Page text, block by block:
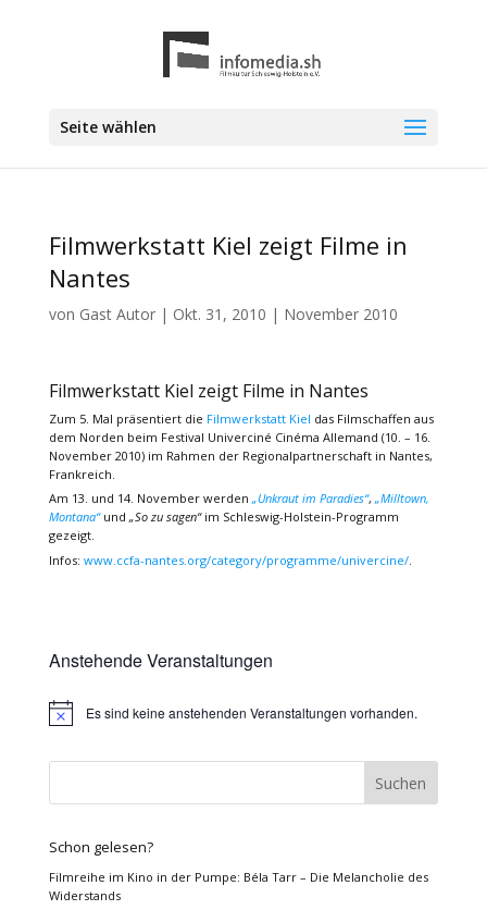
Seite wählen
Filmwerkstatt Kiel zeigt Filme in
Nantes
von Gast Autor| Okt. 31, 2010 | November 2010
Filmwerkstatt Kiel zeigt Filme in Nantes
Zum 5. Mal präsentiert die Filmwerkstatt Kiel das Filmschaffen aus
dem Norden beim Festival Univerciné Cinéma Allemand (10. – 16.
November 2010) im Rahmen der Regionalpartnerschaft in Nantes,
Frankreich.
Am 13. und 14. November werden „Unkraut im Paradies“, „Milltown,
Montana“und „So zu sagen“im Schleswig-Holstein-Programm
gezeigt.
Infos: www.ccfa-nantes.org/category/programme/univercine/.
Anstehende Veranstaltungen
HinweisEs sind keine anstehenden Veranstaltungen vorhanden.
Schon gelesen?
Filmreihe im Kino in der Pumpe: Béla Tarr – Die Melancholie des
Widerstands